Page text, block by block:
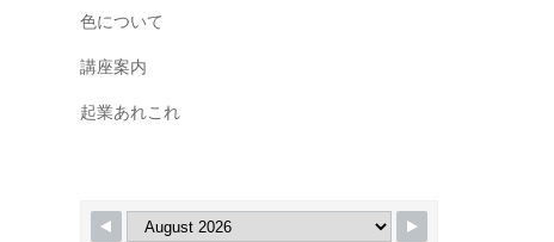
色について
講座案内
起業あれこれ